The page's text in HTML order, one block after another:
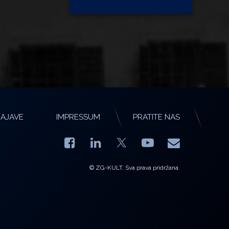
IMPRESSUM PRATITE NAS
Facebook
LinkedIn YouTube
E-mail
© ZG-KULT. Sva prava pridržana.